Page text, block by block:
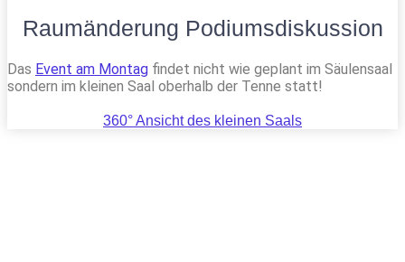
Raumänderung Podiumsdiskussion
Das Event am Montag findet nicht wie geplant im Säulensaal
sondern im kleinen Saal oberhalb der Tenne statt!
360° Ansicht des kleinen Saals